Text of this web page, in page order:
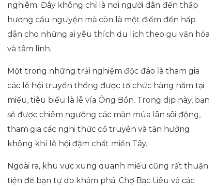
nghiêm. Đây không chỉ là nơi người dân đến thắp
hương cầu nguyện mà còn là một điểm đến hấp
dẫn cho những ai yêu thích du lịch theo gu văn hóa
và tâm linh.
Một trong những trải nghiệm độc đáo là tham gia
các lễ hội truyền thống được tổ chức hàng năm tại
miếu, tiêu biểu là lễ vía Ông Bổn. Trong dịp này, bạn
sẽ được chiêm ngưỡng các màn múa lân sôi động,
tham gia các nghi thức cổ truyền và tận hưởng
không khí lễ hội đậm chất miền Tây.
Ngoài ra, khu vực xung quanh miếu cũng rất thuận
tiện để bạn tự do khám phá. Chợ Bạc Liêu và các